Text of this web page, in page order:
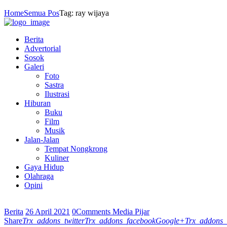
HomeSemua PosTag: ray wijaya
Berita
Advertorial
Sosok
Galeri
Foto
Sastra
Ilustrasi
Hiburan
Buku
Film
Musik
Jalan-Jalan
Tempat Nongkrong
Kuliner
Gaya Hidup
Olahraga
Opini
Berita 26 April 2021 0Comments Media Pijar
ShareTrx_addons_twitterTrx_addons_facebookGoogle+